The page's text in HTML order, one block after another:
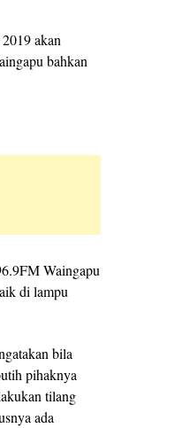
akan
bahkan
Waingapu
di lampu
bila
pihaknya
tilang
ada